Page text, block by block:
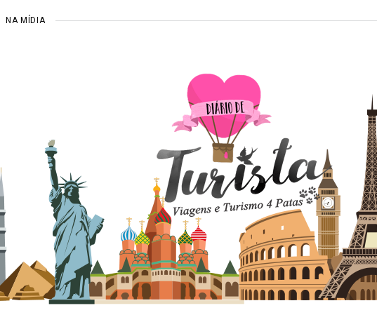
NA MÍDIA